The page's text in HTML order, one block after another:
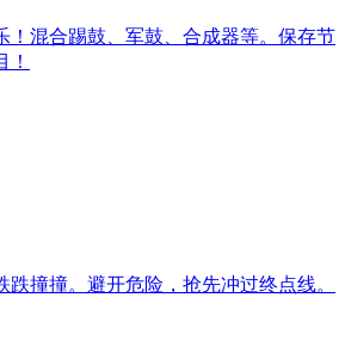
！混合踢鼓、军鼓、合成器等。保存节
撞撞。避开危险，抢先冲过终点线。